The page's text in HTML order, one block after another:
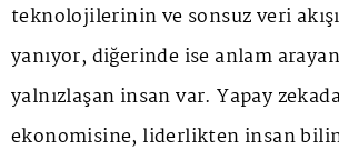
teknolojilerinin ve sonsuz veri
yanıyor, diğerinde ise anlam
yalnızlaşan insan var. Yapay
ekonomisine, liderlikten insan